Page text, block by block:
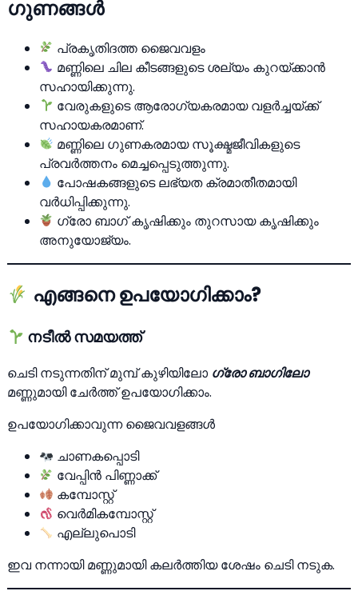
ഗുണങ്ങള്‍
പ്രകൃതിദത്ത ജൈവവളം
മണ്ണിലെ ചില കീടങ്ങളുടെ ശല്യം കുറയ്ക്കാന്‍
സഹായിക്കുന്നു.
വേരുകളുടെ ആരോഗ്യകരമായ വളര്‍ച്ചയ്ക്ക്
സഹായകരമാണ്.
മണ്ണിലെ ഗുണകരമായ സൂക്ഷ്മജീവികളുടെ
പ്രവര്‍ത്തനം മെച്ചപ്പെടുത്തുന്നു.
പോഷകങ്ങളുടെ ലഭ്യത ക്രമാതീതമായി
വര്‍ധിപ്പിക്കുന്നു.
ഗ്രോ ബാഗ് കൃഷിക്കും തുറസായ കൃഷിക്കും
അനുയോജ്യം.
എങ്ങനെ ഉപയോഗിക്കാം?
നടീല്‍ സമയത്ത്
ചെടി നടുന്നതിന് മുമ്പ് കുഴിയിലോ ഗ്രോ ബാഗിലോ
മണ്ണുമായി ചേര്‍ത്ത് ഉപയോഗിക്കാം.
ഉപയോഗിക്കാവുന്ന ജൈവവളങ്ങള്‍
ചാണകപ്പൊടി
വേപ്പിന്‍ പിണ്ണാക്ക്
കമ്പോസ്റ്റ്
വെര്‍മികമ്പോസ്റ്റ്
എല്ലുപൊടി
ഇവ നന്നായി മണ്ണുമായി കലര്‍ത്തിയ ശേഷം ചെടി നടുക.